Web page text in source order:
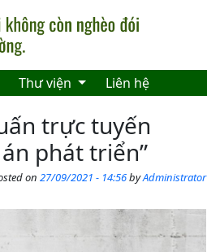
Thư viện Liên hệ
trực tuyến
phát triển”
on 27/09/2021 - 14:56byAdministrator